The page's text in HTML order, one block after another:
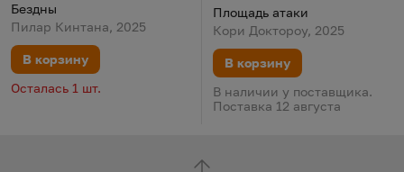
Бездны
Пилар Кинтана, 2025
В корзину
Осталась 1 шт.
Площадь атаки
Кори Доктороу, 2025
В корзину
В наличии у поставщика.
Поставка 12 августа